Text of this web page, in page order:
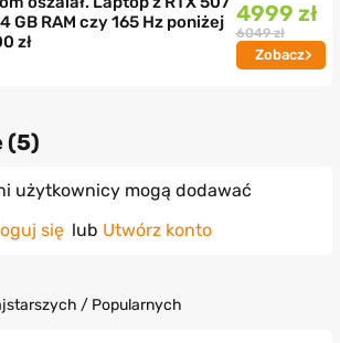
GB RAM czy 165 Hz poniżej
zł
4999 zł
6049 zł
Zobacz
(5)
użytkownicy mogą dodawać
się lub Utwórz konto
/ Popularnych